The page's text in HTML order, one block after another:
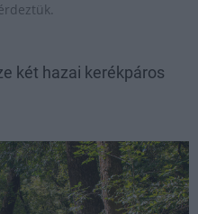
két hazai kerékpáros